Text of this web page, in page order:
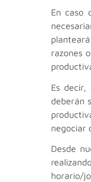
En caso
razones
Es
deberán
negociar
Desde
horario/